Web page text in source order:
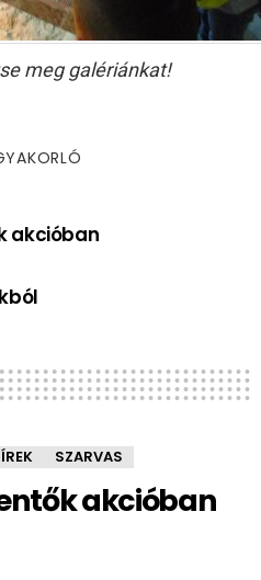
meg galériánkat!
akcióban
SZARVAS
akcióban